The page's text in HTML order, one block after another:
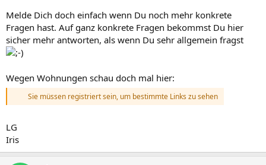
Melde Dich doch einfach wenn Du noch mehr konkrete
Fragen hast. Auf ganz konkrete Fragen bekommst Du hier
sicher mehr antworten, als wenn Du sehr allgemein fragst
Wegen Wohnungen schau doch mal hier:
Sie müssen registriert sein, um bestimmte Links zu sehen
LG
Iris